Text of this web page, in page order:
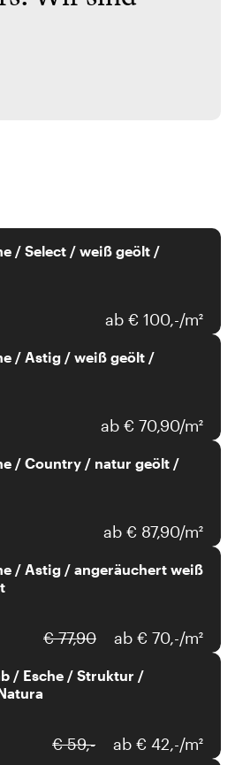
/ Select / weiß geölt /
ab € 100,-/m²
/ Astig / weiß geölt /
ab € 70,90/m²
/ Country / natur geölt /
ab € 87,90/m²
/ Astig / angeräuchert weiß
€ 77,90 ab € 70,-/m²
/ Esche / Struktur /
€ 59,- ab € 42,-/m²